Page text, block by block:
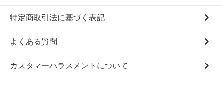
特定商取引法に基づく表記
よくある質問
カスタマーハラスメントについて